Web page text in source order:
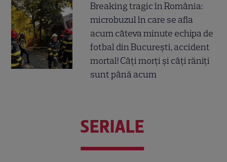
Breaking tragic în România:
microbuzul în care se afla
acum câteva minute echipa de
fotbal din București, accident
mortal! Câți morți și câți răniți
sunt până acum
SERIALE